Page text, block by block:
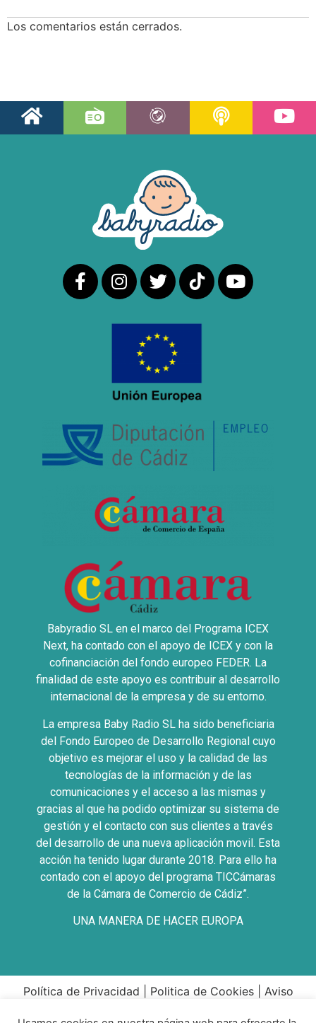
Los comentarios están cerrados.
Babyradio SL en el marco del Programa ICEX
Next, ha contado con el apoyo de ICEX y con la
cofinanciación del fondo europeo FEDER. La
finalidad de este apoyo es contribuir al desarrollo
internacional de la empresa y de su entorno.
La empresa Baby Radio SL ha sido beneficiaria
del Fondo Europeo de Desarrollo Regional cuyo
objetivo es mejorar el uso y la calidad de las
tecnologías de la información y de las
comunicaciones y el acceso a las mismas y
gracias al que ha podido optimizar su sistema de
gestión y el contacto con sus clientes a través
del desarrollo de una nueva aplicación movil. Esta
acción ha tenido lugar durante 2018. Para ello ha
contado con el apoyo del programa TICCámaras
de la Cámara de Comercio de Cádiz”.
UNA MANERA DE HACER EUROPA
Política de Privacidad Politica de Cookies| Aviso